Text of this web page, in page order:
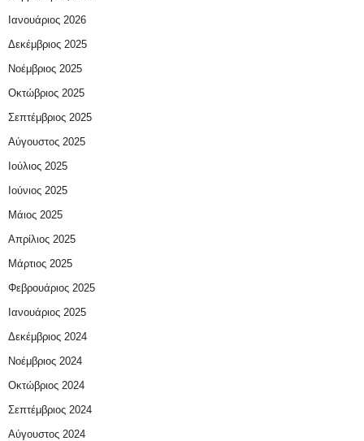
Ιανουάριος 2026
Δεκέμβριος 2025
Νοέμβριος 2025
Οκτώβριος 2025
Σεπτέμβριος 2025
Αύγουστος 2025
Ιούλιος 2025
Ιούνιος 2025
Μάιος 2025
Απρίλιος 2025
Μάρτιος 2025
Φεβρουάριος 2025
Ιανουάριος 2025
Δεκέμβριος 2024
Νοέμβριος 2024
Οκτώβριος 2024
Σεπτέμβριος 2024
Αύγουστος 2024